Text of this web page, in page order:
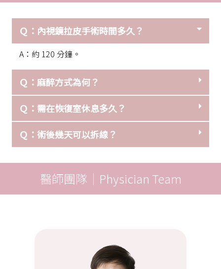
Ｑ：內視鏡拉皮手術時間多久？
A：約 120 分鐘。
Ｑ：麻醉方式為何？
Ｑ：需在恢復室休息多久？
Ｑ：術後幾天可以拆線？
醫師團隊｜Physician Team